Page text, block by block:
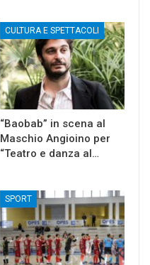
CULTURA E SPETTACOLI
“Baobab” in scena al
Maschio Angioino per
“Teatro e danza al…
SPORT